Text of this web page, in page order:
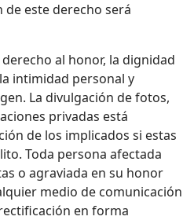
de este derecho será
al honor, la dignidad
intimidad personal y
La divulgación de fotos,
privadas está
de los implicados si estas
Toda persona afectada
o agraviada en su honor
medio de comunicación
en forma